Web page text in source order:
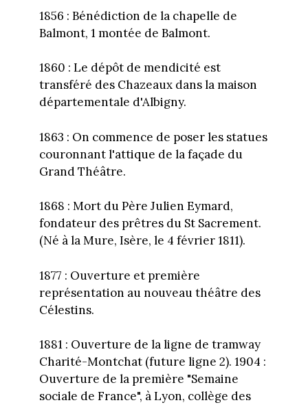
1856 : Bénédiction de la chapelle de
Balmont, 1 montée de Balmont.
1860 : Le dépôt de mendicité est
transféré des Chazeaux dans la maison
départementale d'Albigny.
1863 : On commence de poser les statues
couronnant l'attique de la façade du
Grand Théâtre.
1868 : Mort du Père Julien Eymard,
fondateur des prêtres du St Sacrement.
(Né à la Mure, Isère, le 4 février 1811).
1877 : Ouverture et première
représentation au nouveau théâtre des
Célestins.
1881 : Ouverture de la ligne de tramway
Charité-Montchat (future ligne 2). 1904 :
Ouverture de la première "Semaine
sociale de France", à Lyon, collège des